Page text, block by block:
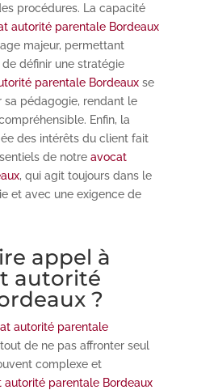
procédures. La capacité
autorité parentale Bordeaux
majeur, permettant
définir une stratégie
parentale Bordeauxse
pédagogie, rendant le
Enfin, la
des intérêts du client fait
de notre avocat
, qui agit toujours dans le
et avec une exigence de
appel à
autorité
?
autorité parentale
de ne pas affronter seul
complexe et
autorité parentale Bordeaux